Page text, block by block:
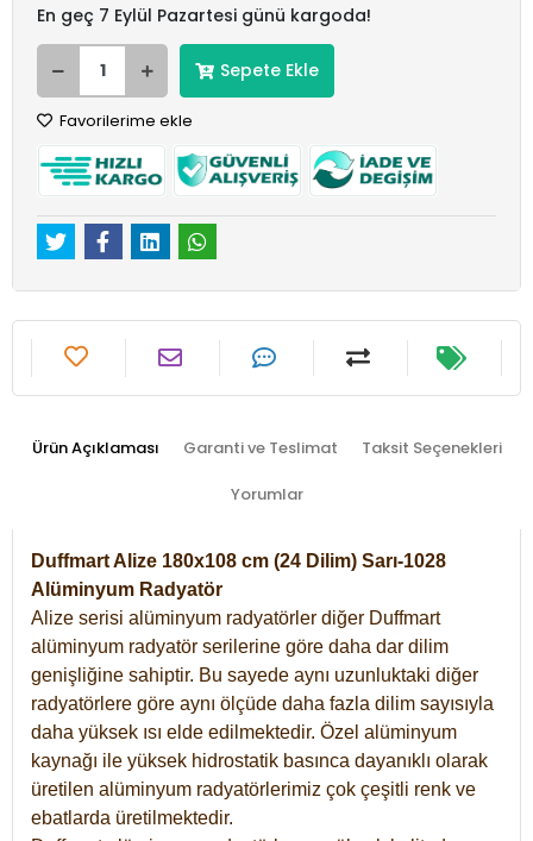
En geç 7 Eylül Pazartesi günü kargoda!
Sepete Ekle
Favorilerime ekle
Ürün Açıklaması Garanti ve Teslimat Taksit Seçenekleri
Yorumlar
Duffmart Alize 180x108 cm (24 Dilim) Sarı-1028
Alüminyum Radyatör
Alize serisi alüminyum radyatörler diğer Duffmart
alüminyum radyatör serilerine göre daha dar dilim
genişliğine sahiptir. Bu sayede aynı uzunluktaki diğer
radyatörlere göre aynı ölçüde daha fazla dilim sayısıyla
daha yüksek ısı elde edilmektedir. Özel alüminyum
kaynağı ile yüksek hidrostatik basınca dayanıklı olarak
üretilen alüminyum radyatörlerimiz çok çeşitli renk ve
ebatlarda üretilmektedir.